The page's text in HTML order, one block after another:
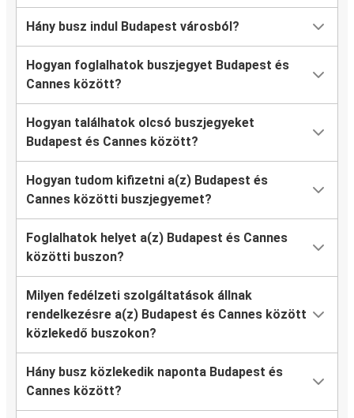
Hány busz indul Budapest városból?
Hogyan foglalhatok buszjegyet Budapest és
Cannes között?
Hogyan találhatok olcsó buszjegyeket
Budapest és Cannes között?
Hogyan tudom kifizetni a(z) Budapest és
Cannes közötti buszjegyemet?
Foglalhatok helyet a(z) Budapest és Cannes
közötti buszon?
Milyen fedélzeti szolgáltatások állnak
rendelkezésre a(z) Budapest és Cannes között
közlekedő buszokon?
Hány busz közlekedik naponta Budapest és
Cannes között?